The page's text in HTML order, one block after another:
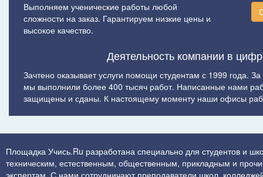
Выполняем ученические работы любой
сложности на заказ. Гарантируем низкие цены и
высокое качество.
Деятельность компании в
Зачтено оказывает услуги помощи студентам с 1999 года.
мы выполнили более 400 тысяч работ. Написанные нами
защищены и сданы. К настоящему моменту наши офисы
Площадка Учись.Ru разработана специально для студентов и
техническим, естественным, общественным, прикладным и
экспертам. С нами сотрудничают преподаватели школ,